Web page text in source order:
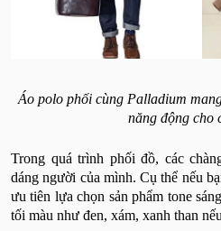
Áo polo phối cùng Palladium
năng động cho
Trong quá trình phối đồ, các
dáng người của mình. Cụ thể nếu
ưu tiên lựa chọn sản phẩm tone
tối màu như đen, xám, xanh than